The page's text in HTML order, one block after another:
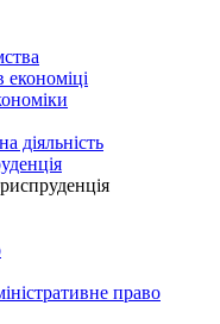
діяльність
право